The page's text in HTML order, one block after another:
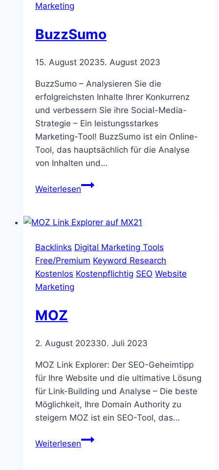
Marketing
BuzzSumo
15. August 20235. August 2023
BuzzSumo – Analysieren Sie die
erfolgreichsten Inhalte Ihrer Konkurrenz
und verbessern Sie ihre Social-Media-
Strategie – Ein leistungsstarkes
Marketing-Tool! BuzzSumo ist ein Online-
Tool, das hauptsächlich für die Analyse
von Inhalten und…
WeiterlesenBuzzSumo
Backlinks Digital Marketing Tools
Free/Premium Keyword Research
Kostenlos Kostenpflichtig SEO Website
Marketing
MOZ
2. August 202330. Juli 2023
MOZ Link Explorer: Der SEO-Geheimtipp
für Ihre Website und die ultimative Lösung
für Link-Building und Analyse – Die beste
Möglichkeit, Ihre Domain Authority zu
steigern MOZ ist ein SEO-Tool, das…
WeiterlesenMOZ